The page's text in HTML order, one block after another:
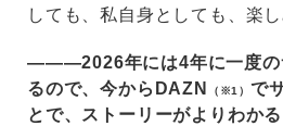
しても、私自身としても、楽
―――2026年には4年に一度の
るので、今からDAZN
（※1） で
とで、ストーリーがよりわか